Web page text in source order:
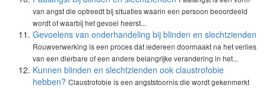
van angst die optreedt bij situaties waarin een persoon beoordeeld
wordt of waarbij het gevoel heerst...
Gevoelens van onderhandeling bij blinden en slechtzienden
Rouwverwerking is een proces dat iedereen doormaakt na het verlies
van een dierbare of een andere belangrijke verandering in het...
Kunnen blinden en slechtzienden ook claustrofobie
hebben? Claustrofobie is een angststoornis die wordt gekenmerkt